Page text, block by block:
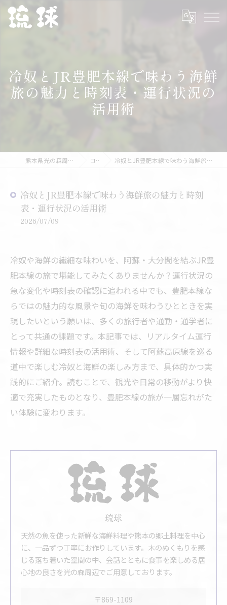
冷奴とJR豊肥本線で味わう海鮮
旅の魅力と時刻表・運行状況の
活用術
熊本県光の森周辺の海鮮なら琉球 コラム 冷奴とJR豊肥本線で味わう海鮮旅の魅力と時刻表・運行状況の活用術
冷奴とJR豊肥本線で味わう海鮮旅の魅力と時刻
表・運行状況の活用術
2026/07/09
冷奴や海鮮の繊細な味わいを、阿蘇・大分間を結ぶJR豊
肥本線の旅で堪能してみたくありませんか？運行状況の
急な変化や時刻表の確認に追われる中でも、豊肥本線な
らではの魅力的な風景や旬の海鮮を味わうひとときを実
現したいという願いは、多くの旅行者や通勤・通学者に
とって共通の課題です。本記事では、リアルタイム運行
情報や詳細な時刻表の活用術、そして阿蘇高原線を巡る
道中で楽しむ冷奴と海鮮の楽しみ方まで、具体的かつ実
践的にご紹介。読むことで、観光や日常の移動がより快
適で充実したものとなり、豊肥本線の旅が一層忘れがた
い体験に変わります。
琉球
天然の魚を使った新鮮な海鮮料理や熊本の郷土料理を中心
に、一品ずつ丁寧にお作りしています。木のぬくもりを感
じる落ち着いた空間の中、会話とともに食事を楽しめる居
心地の良さを光の森周辺でご用意しております。
〒869-1109